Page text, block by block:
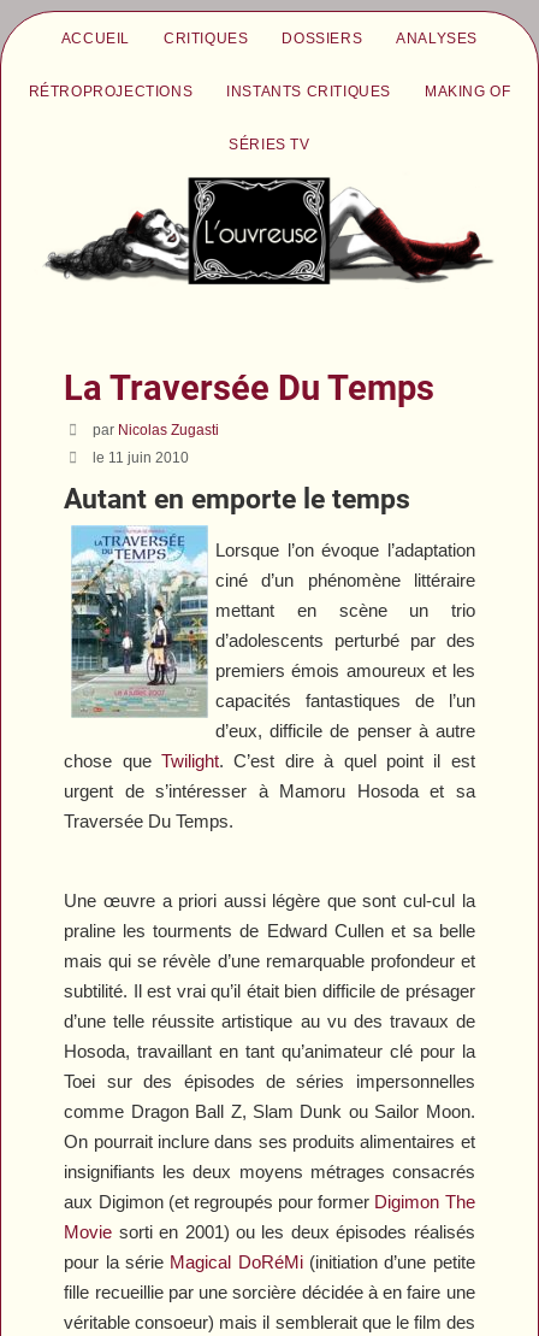
ACCUEIL CRITIQUES DOSSIERS ANALYSES
RÉTROPROJECTIONS INSTANTS CRITIQUES MAKING OF
SÉRIES TV
La Traversée Du Temps
par Nicolas Zugasti
le 11 juin 2010
Autant en emporte le temps
Lorsque l’on évoque l’adaptation
ciné d’un phénomène littéraire
mettant en scène un trio
d’adolescents perturbé par des
premiers émois amoureux et les
capacités fantastiques de l’un
d’eux, difficile de penser à autre
chose queTwilight. C’est dire à quel point il est
urgent de s’intéresser à Mamoru Hosoda et sa
Traversée Du Temps.
Une œuvre a priori aussi légère que sont cul-cul la
praline les tourments de Edward Cullen et sa belle
mais qui se révèle d’une remarquable profondeur et
subtilité. Il est vrai qu’il était bien difficile de présager
d’une telle réussite artistique au vu des travaux de
Hosoda, travaillant en tant qu’animateur clé pour la
Toei sur des épisodes de séries impersonnelles
comme Dragon Ball Z, Slam Dunk ou Sailor Moon.
On pourrait inclure dans ses produits alimentaires et
insignifiants les deux moyens métrages consacrés
aux Digimon(et regroupés pour former Digimon The
Movie sorti en 2001) ou les deux épisodes réalisés
pour la série Magical DoRéMi(initiation d’une petite
fille recueillie par une sorcière décidée à en faire une
véritable consoeur) mais il semblerait que le film des